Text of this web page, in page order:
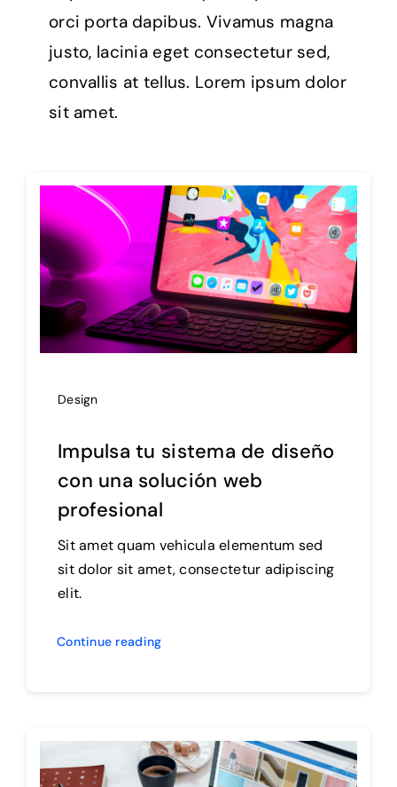
orci porta dapibus. Vivamus magna
justo, lacinia eget consectetur sed,
convallis at tellus. Lorem ipsum dolor
sit amet.
Design
Impulsa tu sistema de diseño
con una solución web
profesional
Sit amet quam vehicula elementum sed
sit dolor sit amet, consectetur adipiscing
elit.
Continue reading